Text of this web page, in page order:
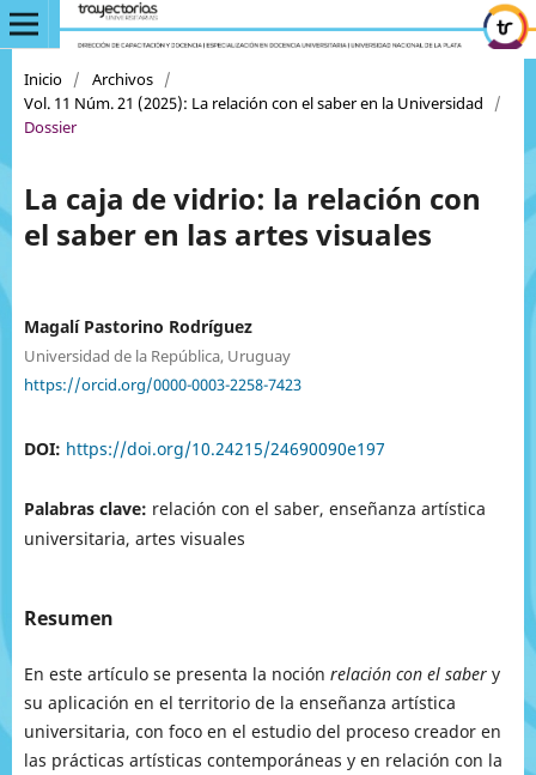
Inicio / Archivos /
Vol. 11 Núm. 21 (2025): La relación con el saber en la Universidad
/
Dossier
La caja de vidrio: la relación con
el saber en las artes visuales
Magalí Pastorino Rodríguez
Universidad de la República, Uruguay
https://orcid.org/0000-0003-2258-7423
DOI: https://doi.org/10.24215/24690090e197
Palabras clave: relación con el saber, enseñanza artística
universitaria, artes visuales
Resumen
En este artículo se presenta la noción relación con el sabery
su aplicación en el territorio de la enseñanza artística
universitaria, con foco en el estudio del proceso creador en
las prácticas artísticas contemporáneas y en relación con la